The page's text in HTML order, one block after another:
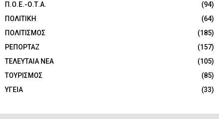
Π.Ο.Ε.-Ο.Τ.Α.
(94)
ΠΟΛΙΤΙΚΗ
(64)
ΠΟΛΙΤΙΣΜΟΣ
(185)
ΡΕΠΟΡΤΑΖ
(157)
ΤΕΛΕΥΤΑΙΑ ΝΕΑ
(105)
ΤΟΥΡΙΣΜΟΣ
(85)
ΥΓΕΙΑ
(33)